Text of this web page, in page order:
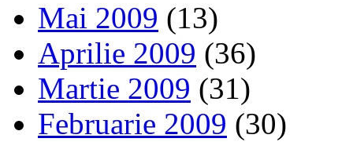
Mai 2009 (13)
Aprilie 2009 (36)
Martie 2009 (31)
Februarie 2009 (30)